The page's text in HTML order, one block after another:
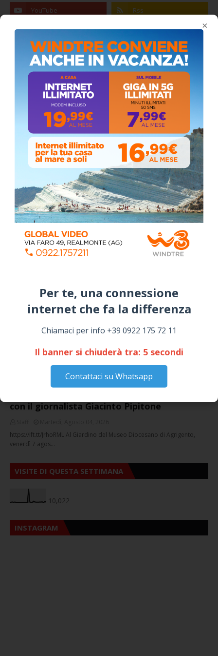
×
Per te, una connessione
internet che fa la differenza​
Chiamaci per info +39 0922 175 72 11
Il banner si chiuderà tra: 5 secondi
Contattaci su Whatsapp
Scrittori, celebrazione a Siculiana (VIDEO)
Giovedì, Luglio 30, 2026
La pandemia covid nella provincia agrigentina,
i dati in dettaglio
Lunedì, Luglio 05, 2021
Stefano Bissi entra nella Strada degli
Scrittori, celebrazione a Siculiana
Giovedì, Luglio 30, 2026
📅 ESTATE MEDITERRANEA 2026 – COMUNE DI
SICULIANA
July 24, 2026
Siculiana, concerto del 1° Maggio 2026 in
Piazza Umberto I: arrivano I Cugini di
April 14, 2026
I “TEPPISTI DEI SOGNI” IN CONCERTO A
NOTIZIE
con il giornalista Giacinto Pipitone
https://ift.tt/JrhoRML Al Giardino del Museo Diocesano di Agrigento,
venerdì 7 agos…
VISITE DI QUESTA SETTIMANA
10,022
INSTAGRAM